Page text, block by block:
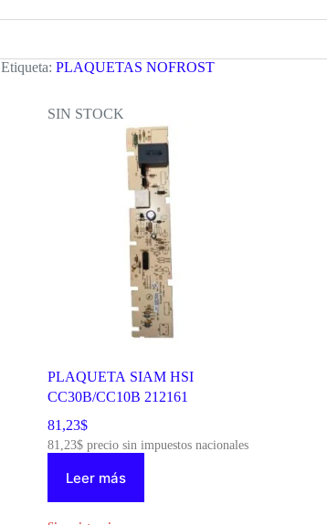
Etiqueta: PLAQUETAS NOFROST
SIN STOCK
PLAQUETA SIAM HSI
CC30B/CC10B 212161
81,23$
81,23$precio sin impuestos nacionales
Leer más